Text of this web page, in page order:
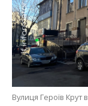
Вулиця Героїв Крут